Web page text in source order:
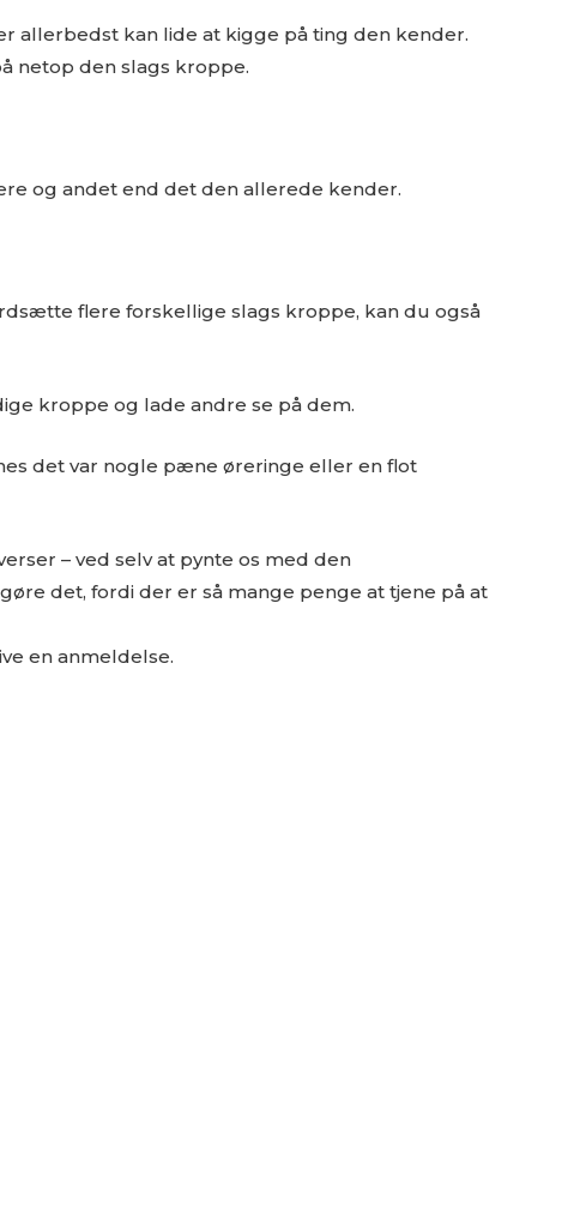
allerbedst kan lide at kigge på ting den kender.
netop den slags kroppe.
og andet end det den allerede kender.
flere forskellige slags kroppe, kan du også
kroppe og lade andre se på dem.
det var nogle pæne øreringe eller en flot
– ved selv at pynte os med den
det, fordi der er så mange penge at tjene på at
en anmeldelse.